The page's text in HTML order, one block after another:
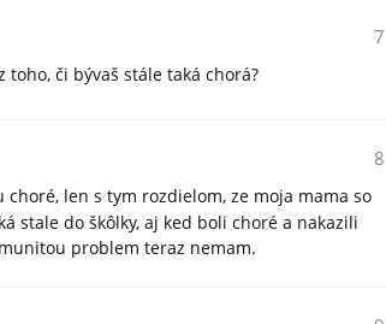
7
toho, či bývaš stále taká chorá?
8
len s tym rozdielom, ze moja mama so
stale do škôlky, aj ked boli choré a nakazili
problem teraz nemam.